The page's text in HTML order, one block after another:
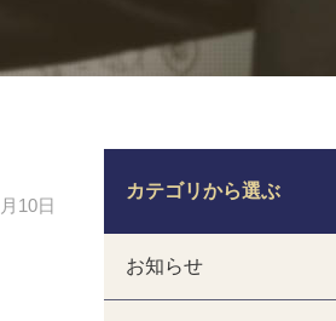
10日
カテゴリから選ぶ
お知らせ